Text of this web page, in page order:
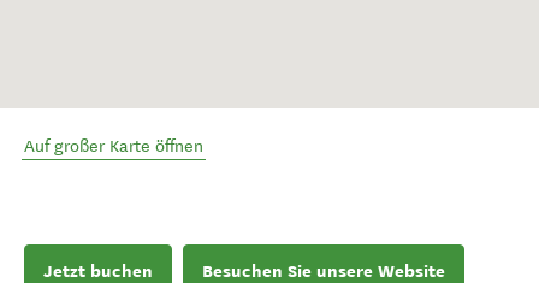
Auf großer Karte öffnen
Jetzt buchen Besuchen Sie unsere Website